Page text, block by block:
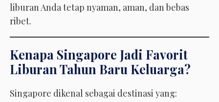
liburan Anda tetap nyaman, aman, dan bebas
ribet.
Kenapa Singapore Jadi Favorit
Liburan Tahun Baru Keluarga?
Singapore dikenal sebagai destinasi yang: